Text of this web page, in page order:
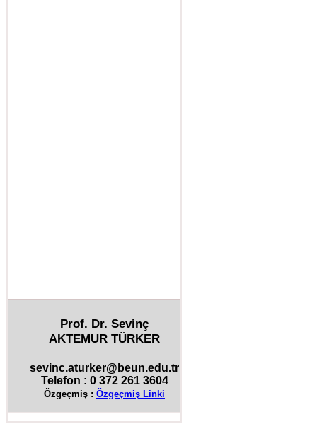
Prof. Dr. Sevinç
AKTEMUR TÜRKER
sevinc.aturker@beun.edu.tr
Telefon : 0 372 261 3604
Özgeçmiş : Özgeçmiş Linki